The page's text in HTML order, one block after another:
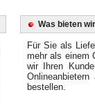
Was bieten
Für Sie als
mehr als einem
wir Ihren
bestellen.